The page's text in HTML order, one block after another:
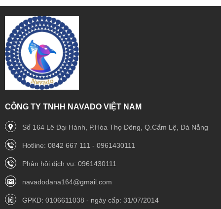
CÔNG TY TNHH NAVADO VIỆT NAM
Số 164 Lê Đại Hành, P.Hòa Thọ Đông, Q.Cẩm Lệ, Đà Nẵng
Hotline: 0842 667 111 - 0961430111
Phản hồi dịch vụ: 0961430111
navadodana164@gmail.com
GPKD: 0106611038 - ngày cấp: 31/07/2014